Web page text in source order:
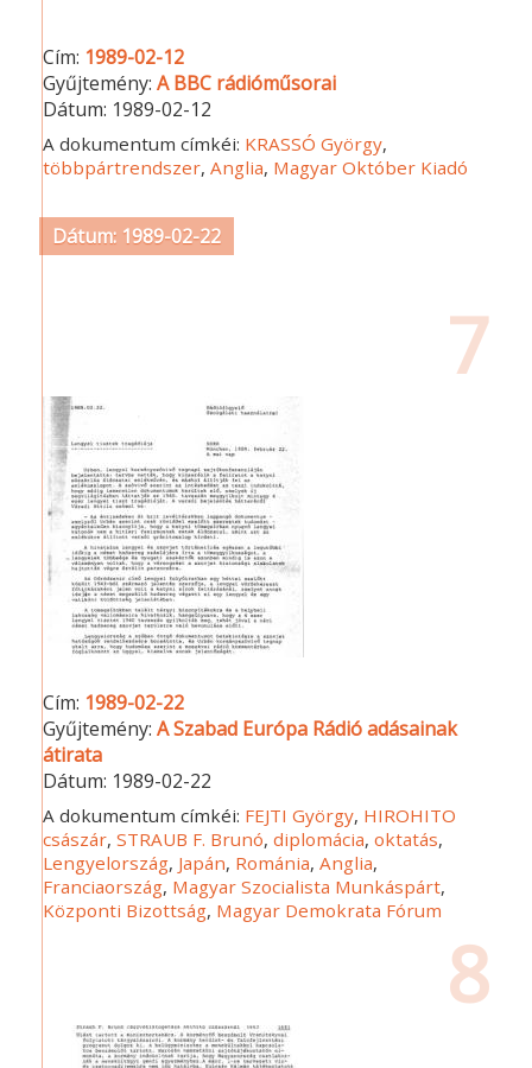
Cím: 1989-02-12
Gyűjtemény:A BBC rádióműsorai
Dátum: 1989-02-12
A dokumentum címkéi: KRASSÓ György,
többpártrendszer,Anglia, Magyar Október Kiadó
Dátum: 1989-02-22
7
Cím: 1989-02-22
Gyűjtemény:A Szabad Európa Rádió adásainak
átirata
Dátum: 1989-02-22
A dokumentum címkéi: FEJTI György, HIROHITO
császár,STRAUB F. Brunó,diplomácia,oktatás,
Lengyelország, Japán, Románia,Anglia,
Franciaország, Magyar Szocialista Munkáspárt,
Központi Bizottság, Magyar Demokrata Fórum
8